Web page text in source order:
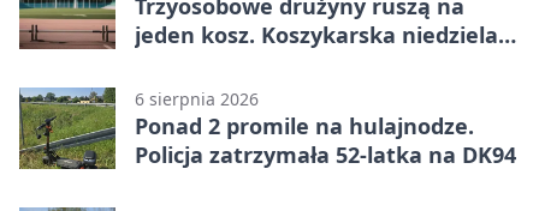
jeden kosz. Koszykarska niedziela
6 sierpnia 2026
Ponad 2 promile na hulajnodze.
Policja zatrzymała 52-latka na DK94